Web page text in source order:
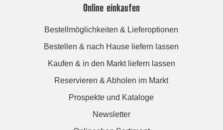
Online einkaufen
Bestellmöglichkeiten & Lieferoptionen
Bestellen & nach Hause liefern lassen
Kaufen & in den Markt liefern lassen
Reservieren & Abholen im Markt
Prospekte und Kataloge
Newsletter